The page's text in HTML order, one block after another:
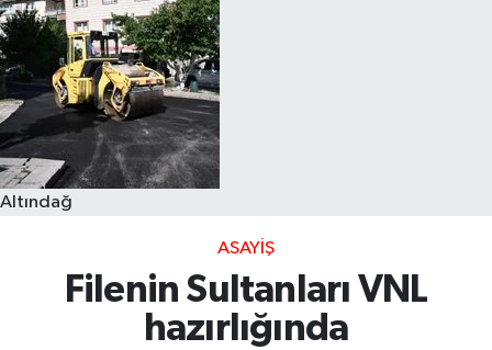
Altındağ
ASAYIŞ
Filenin Sultanları VNL
hazırlığında